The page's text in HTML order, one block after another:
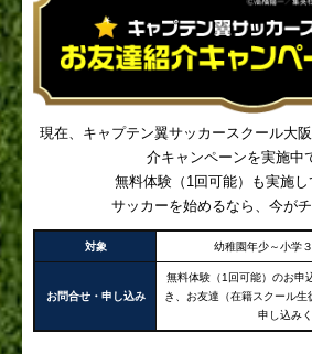
現在、キャプテン翼サッカースクール大
介キャンペーンを実施中
無料体験（1回可能）も実施し
サッカーを始めるなら、今がチ
対象 幼稚園年少～小学
お問合せ・申し込み
無料体験（1回可能）のお申
き、お友達（在籍スクール
申し込み